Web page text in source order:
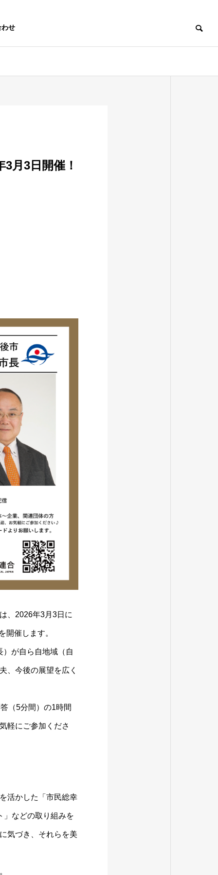
わせ
月3日開催！
、2026年3月3日に
開催します。
が自ら自地域（自
、今後の展望を広く
（5分間）の1時間
軽にご参加くださ
活かした「市民総幸
」などの取り組みを
気づき、それらを美